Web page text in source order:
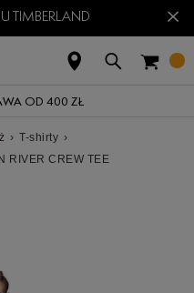
TIMBERLAND ×
OD 400 ZŁ
› T-shirty ›
RIVER CREW TEE